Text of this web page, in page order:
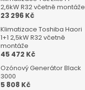
2,6kW R32 včetně montáže
23 296 Kč
Klimatizace Toshiba Haori
1+1 2,5kW R32 včetně
montáže
45 472 Kč
Ozónový Generátor Black
3000
5 808 Kč